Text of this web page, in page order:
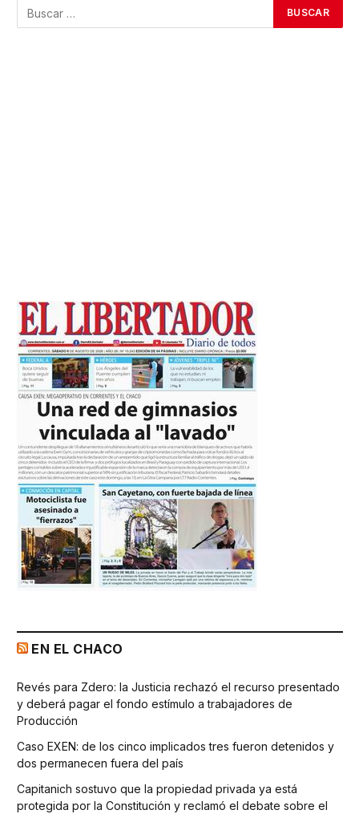
EN EL CHACO
Revés para Zdero: la Justicia rechazó el recurso presentado
y deberá pagar el fondo estímulo a trabajadores de
Producción
Caso EXEN: de los cinco implicados tres fueron detenidos y
dos permanecen fuera del país
Capitanich sostuvo que la propiedad privada ya está
protegida por la Constitución y reclamó el debate sobre el